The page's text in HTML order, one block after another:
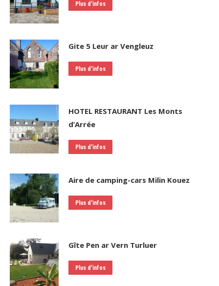
Plus d'infos
Gite 5 Leur ar Vengleuz
Plus d'infos
HOTEL RESTAURANT Les Monts
d’Arrée
Plus d'infos
Aire de camping-cars Milin Kouez
Plus d'infos
Gîte Pen ar Vern Turluer
Plus d'infos